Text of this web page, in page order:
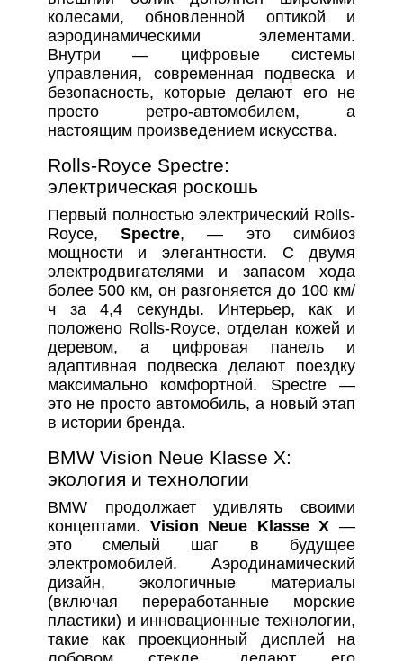
колесами, обновленной оптикой и
аэродинамическими элементами.
Внутри — цифровые системы
управления, современная подвеска и
безопасность, которые делают его не
просто ретро-автомобилем, а
настоящим произведением искусства.
Rolls-Royce Spectre:
электрическая роскошь
Первый полностью электрический Rolls-
Royce,Spectre, — это симбиоз
мощности и элегантности. С двумя
электродвигателями и запасом хода
более 500 км, он разгоняется до 100 км/
ч за 4,4 секунды. Интерьер, как и
положено Rolls-Royce, отделан кожей и
деревом, а цифровая панель и
адаптивная подвеска делают поездку
максимально комфортной. Spectre —
это не просто автомобиль, а новый этап
в истории бренда.
BMW Vision Neue Klasse X:
экология и технологии
BMW продолжает удивлять своими
концептами. Vision Neue Klasse X —
это смелый шаг в будущее
электромобилей. Аэродинамический
дизайн, экологичные материалы
(включая переработанные морские
пластики) и инновационные технологии,
такие как проекционный дисплей на